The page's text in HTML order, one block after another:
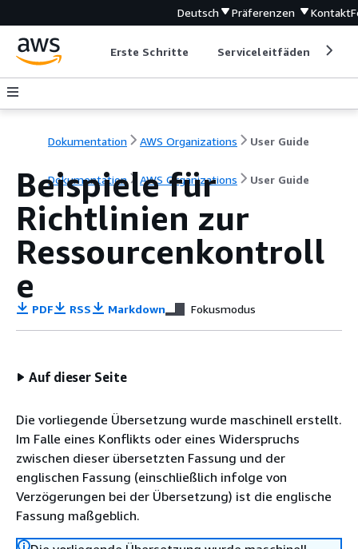
Deutsch Präferenzen Kontakt
Erste Schritte Serviceleitfäden
Dokumentation AWS Organizations User Guide
Dokumentation AWS Organizations User Guide
Beispiele für
Richtlinien zur
Ressourcenkontroll
e
PDF RSS Markdown Fokusmodus
Auf dieser Seite
Die vorliegende Übersetzung wurde maschinell erstellt.
Im Falle eines Konflikts oder eines Widerspruchs
zwischen dieser übersetzten Fassung und der
englischen Fassung (einschließlich infolge von
Verzögerungen bei der Übersetzung) ist die englische
Fassung maßgeblich.